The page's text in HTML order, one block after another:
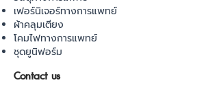
เฟอร์นิเจอร์ทางการแพทย์
ผ้าคลุมเตียง
โคมไฟทางการแพทย์
ชุดยูนิฟอร์ม
Contact us